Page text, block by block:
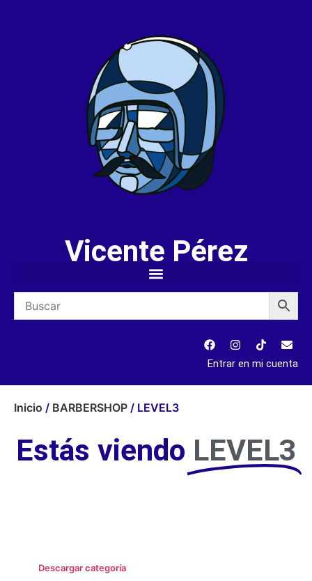
Vicente Pérez
Entrar en mi cuenta
Inicio / BARBERSHOP / LEVEL3
Estás viendo LEVEL3
Descargar categoría